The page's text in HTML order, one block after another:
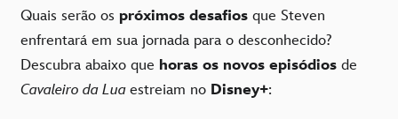
Quais serão os próximos desafios que Steven
enfrentará em sua jornada para o desconhecido?
Descubra abaixo que horas os novos episódios de
Cavaleiro da Lua estreiam no Disney+: